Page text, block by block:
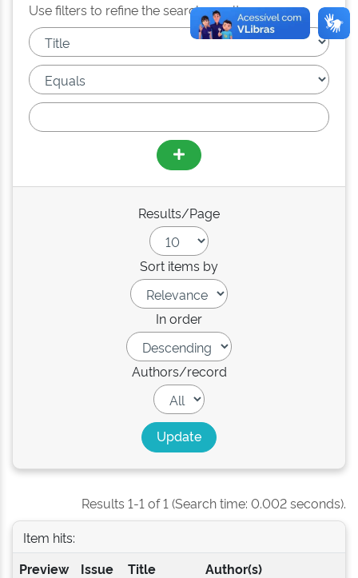
Use filters to refine the search results.
Results/Page
Sort items by
In order
Authors/record
Results 1-1 of 1 (Search time: 0.002 seconds).
Item hits:
Preview
Issue
Title Author(s)